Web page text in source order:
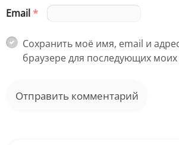
Email*
Сохранить моё имя, email и
браузере для последующих